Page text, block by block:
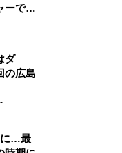
ーで美
ダ
の広島
に…最